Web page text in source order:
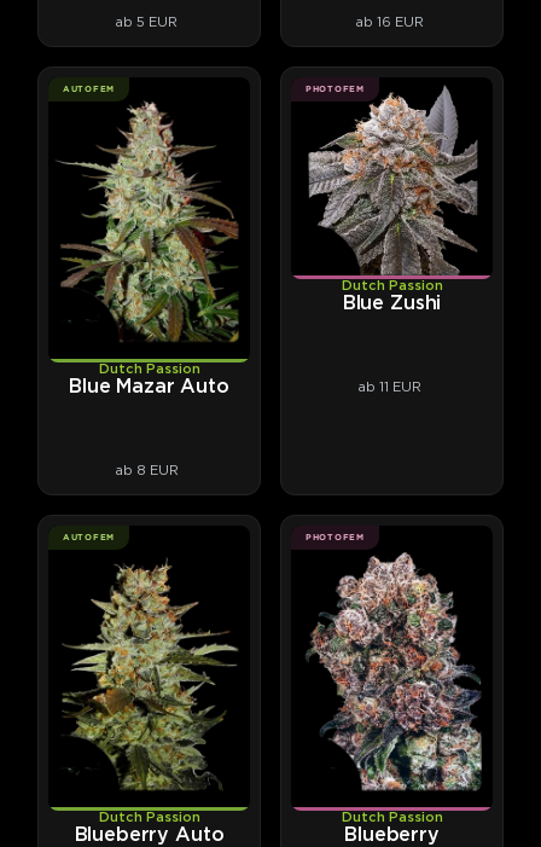
ab 5 EUR ab 16 EUR
AUTOFEM
Dutch Passion
Blue Mazar Auto
ab 8 EUR
PHOTOFEM
Dutch Passion
Blue Zushi
ab 11 EUR
AUTOFEM
Dutch Passion
Blueberry Auto
PHOTOFEM
Dutch Passion
Blueberry